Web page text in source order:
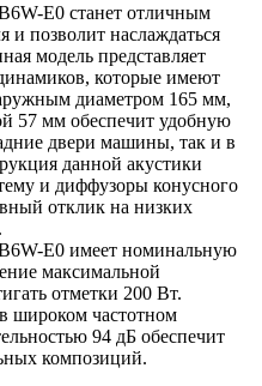
E0 станет отличным
и позволит наслаждаться
модель представляет
которые имеют
диаметром 165 мм,
57 мм обеспечит удобную
двери машины, так и в
данной акустики
и диффузоры конусного
отклик на низких
E0 имеет номинальную
максимальной
отметки 200 Вт.
в широком частотном
94 дБ обеспечит
композиций.